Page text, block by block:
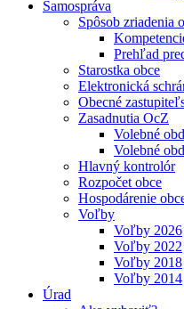
Samospráva
Spôsob zriadenia
Prehľad
Starostka obce
Elektronická
Obecné
Zasadnutia OcZ
Volebné
Volebné
Hlavný kontrolór
Rozpočet obce
Hospodárenie
Voľby
Voľby 2026
Voľby 2022
Voľby 2018
Voľby 2014
Úrad